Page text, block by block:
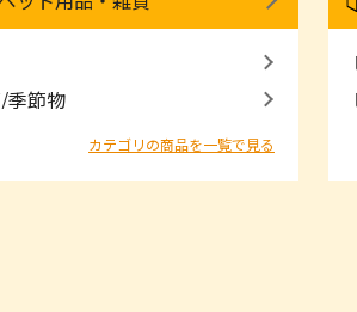
季節物
カテゴリの商品を一覧で見る